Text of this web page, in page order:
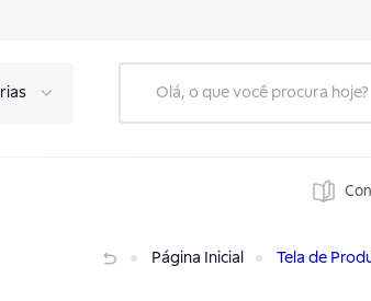
Página Inicial Tela de